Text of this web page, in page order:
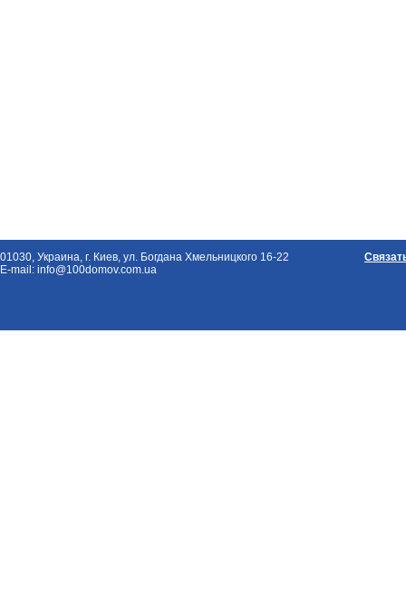
01030, Украина, г. Киев, ул. Богдана Хмельницкого 16-22
E-mail: info@100domov.com.ua